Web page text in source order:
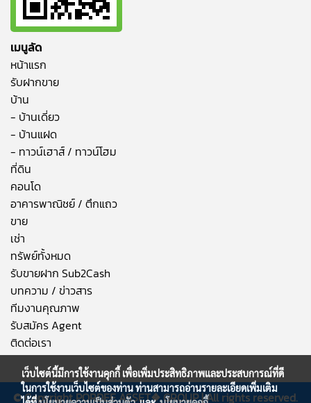
เมนูลัด
หน้าแรก
รับฝากขาย
บ้าน
- บ้านเดี่ยว
- บ้านแฝด
- ทาวน์เฮาส์ / ทาวน์โฮม
ที่ดิน
คอนโด
อาคารพาณิชย์ / ตึกแถว
ขาย
เช่า
ทรัพย์ทั้งหมด
รับขายฝาก Sub2Cash
บทความ / ข่าวสาร
ทีมงานคุณภาพ
รับสมัคร Agent
ติดต่อเรา
© CopyrightPORDEE ASSET❖GROUP | All rights reserved.
เว็บไซต์นี้มีการใช้งานคุกกี้ เพื่อเพิ่มประสิทธิภาพและประสบการณ์ที่ดี
ในการใช้งานเว็บไซต์ของท่าน ท่านสามารถอ่านรายละเอียดเพิ่มเติม